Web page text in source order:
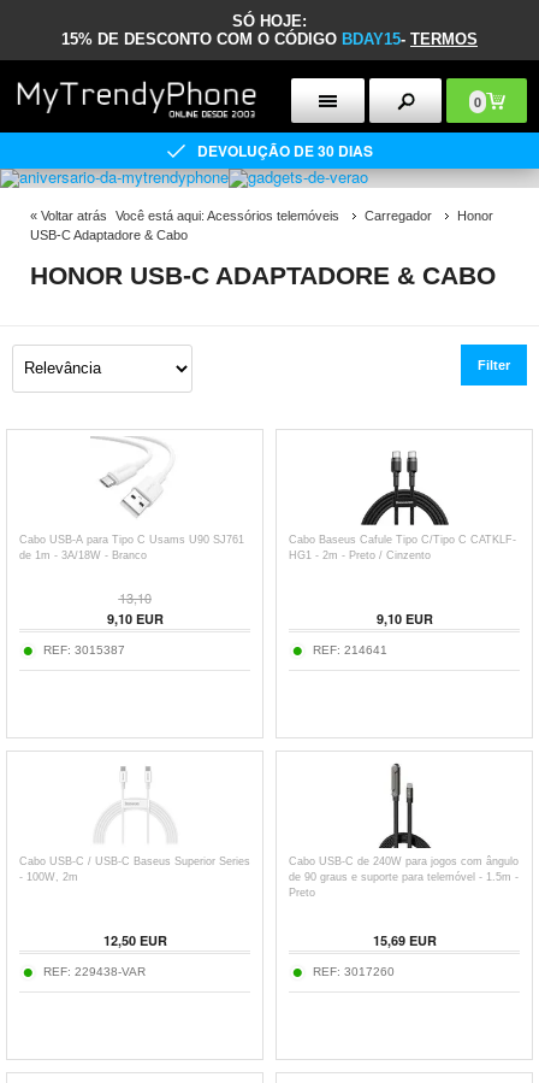
SÓ HOJE:
15% DE DESCONTO COM O CÓDIGO BDAY15- TERMOS
0
DEVOLUÇÃO DE 30 DIAS
« Voltar atrás Você está aqui: Acessórios telemóveis Carregador
Honor
USB-C Adaptadore & Cabo
HONOR USB-C ADAPTADORE & CABO
Filter
Cabo USB-A para Tipo C Usams U90 SJ761
de 1m - 3A/18W - Branco
13,10
9,10EUR
REF: 3015387
Cabo Baseus Cafule Tipo C/Tipo C CATKLF-
HG1 - 2m - Preto / Cinzento
9,10EUR
REF: 214641
Cabo USB-C / USB-C Baseus Superior Series
- 100W, 2m
12,50EUR
REF: 229438-VAR
Cabo USB-C de 240W para jogos com ângulo
de 90 graus e suporte para telemóvel - 1.5m -
Preto
15,69EUR
REF: 3017260